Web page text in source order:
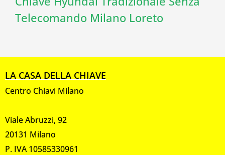
Telecomando Milano Loreto
LA CASA DELLA CHIAVE
Centro Chiavi Milano
Viale Abruzzi, 92
20131 Milano
P. IVA 10585330961